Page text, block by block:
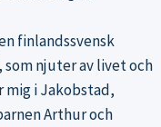
finlandssvensk
njuter av livet och
mig i Jakobstad,
Arthur och